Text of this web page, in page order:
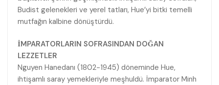
Budist gelenekleri ve yerel tatları, Hue’yi bitki temelli
mutfağın kalbine dönüştürdü.
İMPARATORLARIN SOFRASINDAN DOĞAN
LEZZETLER
Nguyen Hanedanı (1802-1945) döneminde Hue,
ihtişamlı saray yemekleriyle meşhuldü. İmparator Minh